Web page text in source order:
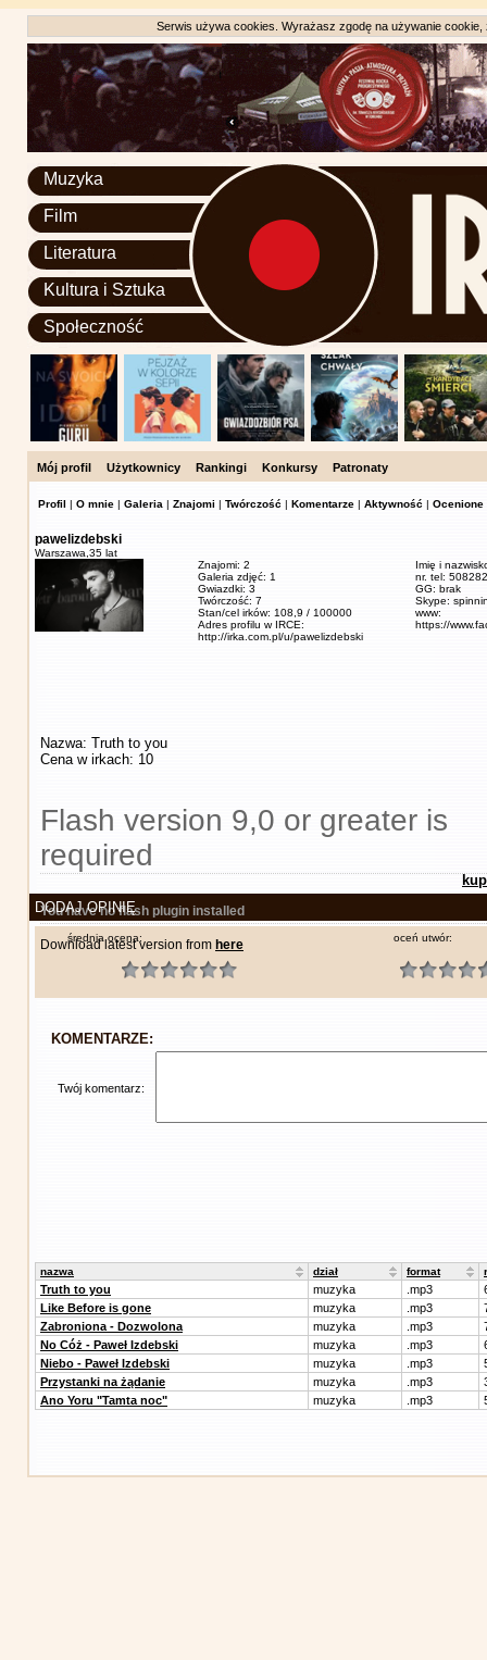
Serwis używa cookies. Wyrażasz zgodę na używanie
Muzyka
Film
Literatura
Kultura i Sztuka
Społeczność
Mój profil Użytkownicy Rankingi Konkursy Patronaty
Profil | O mnie | Galeria | Znajomi | Twórczość | Komentarze | Aktywność | Ocenione
pawelizdebski
Warszawa, 35 lat
Znajomi: 2
Galeria zdjęć: 1
Gwiazdki: 3
Twórczość: 7
Stan/cel irków: 108,9 / 100000
Adres profilu w IRCE:
http://irka.com.pl/u/pawelizdebski
Imię i
nr. tel:
GG: brak
Skype:
www:
https://
Nazwa: Truth to you
Cena w irkach: 10
Flash version 9,0 or greater is
required
You have no flash plugin installed
Download latest version from here
DODAJ OPINIĘ
średnia ocena: oceń utwór:
KOMENTARZE:
Twój komentarz:
nazwa dział format
Truth to you muzyka .mp3
Like Before is gone
muzyka .mp3
Zabroniona - Dozwolona
muzyka .mp3
No Cóż - Paweł Izdebski
muzyka .mp3
Niebo - Paweł Izdebski
muzyka .mp3
Przystanki na żądanie
muzyka .mp3
Ano Yoru "Tamta noc"
muzyka .mp3